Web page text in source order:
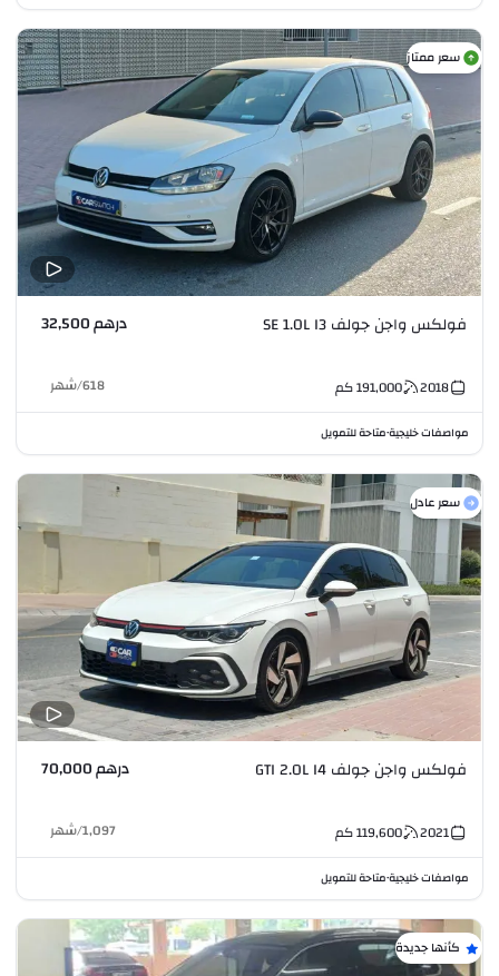
سعر ممتاز
فولكس واجن جولف SE 1.0L I3 درهم 32,500
2018
191,000كم 618
/شهر
مواصفات خليجية•متاحة للتمويل
سعر عادل
فولكس واجن جولف GTI 2.0L I4 درهم 70,000
2021
119,600كم 1,097
/شهر
مواصفات خليجية•متاحة للتمويل
كأنها جديدة